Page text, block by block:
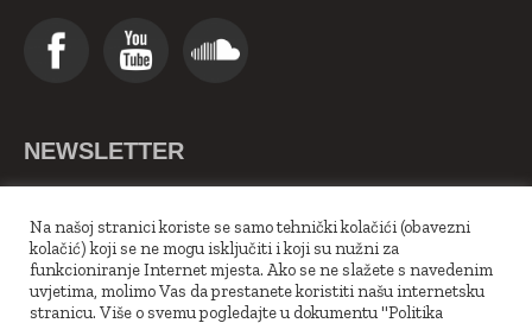
NEWSLETTER
Na našoj stranici koriste se samo tehnički kolačići (obavezni
kolačić) koji se ne mogu isključiti i koji su nužni za
funkcioniranje Internet mjesta. Ako se ne slažete s navedenim
uvjetima, molimo Vas da prestanete koristiti našu internetsku
stranicu. Više o svemu pogledajte u dokumentu "Politika